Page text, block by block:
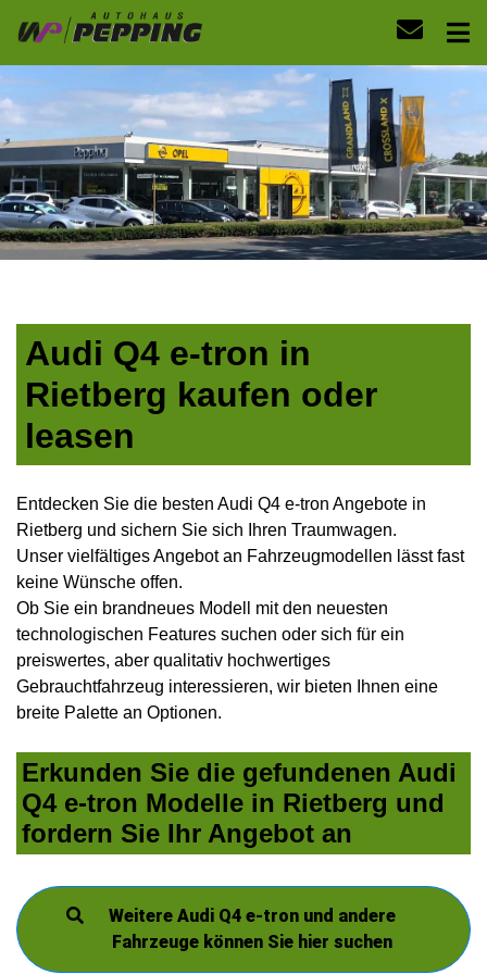
Audi Q4 e-tron in
Rietberg kaufen oder
leasen
Entdecken Sie die besten Audi Q4 e-tron Angebote in
Rietberg und sichern Sie sich Ihren Traumwagen.
Unser vielfältiges Angebot an Fahrzeugmodellen lässt fast
keine Wünsche offen.
Ob Sie ein brandneues Modell mit den neuesten
technologischen Features suchen oder sich für ein
preiswertes, aber qualitativ hochwertiges
Gebrauchtfahrzeug interessieren, wir bieten Ihnen eine
breite Palette an Optionen.
Erkunden Sie die gefundenen Audi
Q4 e-tron Modelle in Rietberg und
fordern Sie Ihr Angebot an
Weitere Audi Q4 e-tron und andere
Fahrzeuge können Sie hier suchen